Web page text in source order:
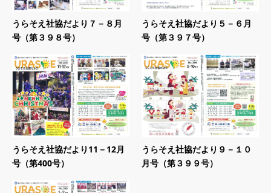
うらそえ社協だより７－８月
号（第３９８号）
うらそえ社協だより５－６月
号（第３９７号）
うらそえ社協だより11－12月
号（第400号）
うらそえ社協だより９－１０
月号（第３９９号）